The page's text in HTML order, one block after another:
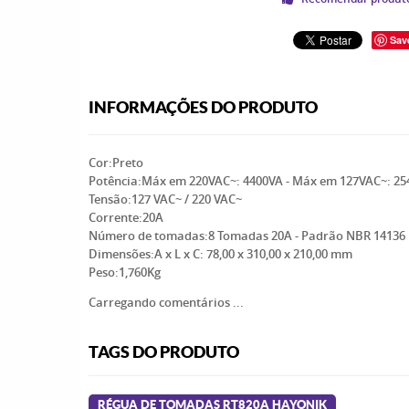
INFORMAÇÕES DO PRODUTO
Cor:Preto
Potência:Máx em 220VAC~: 4400VA - Máx em 127VAC~:
Tensão:127 VAC~ / 220 VAC~
Corrente:20A
Número de tomadas:8 Tomadas 20A - Padrão NBR 14136
Dimensões:A x L x C: 78,00 x 310,00 x 210,00 mm
Peso:1,760Kg
Carregando comentários ...
TAGS DO PRODUTO
RÉGUA DE TOMADAS RT820A HAYONIK